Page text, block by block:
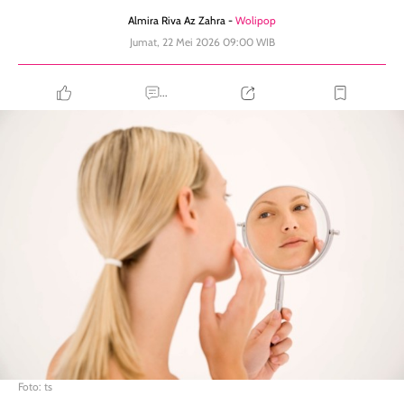
Almira Riva Az Zahra - Wolipop
Jumat, 22 Mei 2026 09:00 WIB
...
Foto: ts